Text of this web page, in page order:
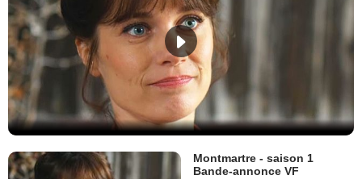
Montmartre - saison 1
Bande-annonce VF